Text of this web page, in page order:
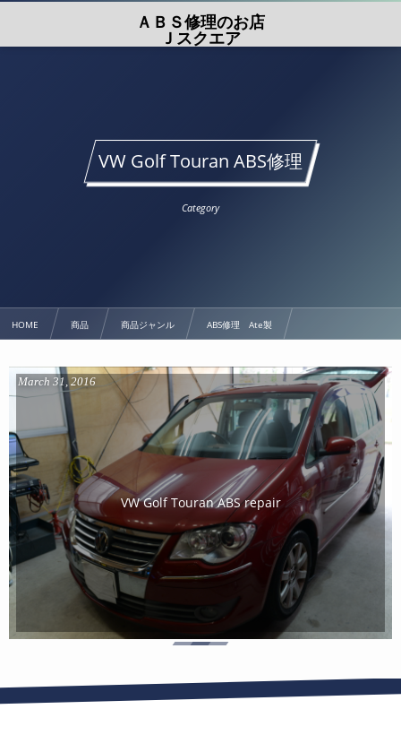
ＡＢＳ修理のお店
Ｊスクエア
VW Golf Touran ABS修理
Category
HOME 商品 商品ジャンル
ABS修理 Ate製
VW Golf Touran ABS repair
March 31 ,2016